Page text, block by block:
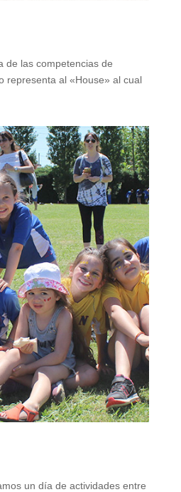
de las competencias de
representa al «House» al cual
un día de actividades entre